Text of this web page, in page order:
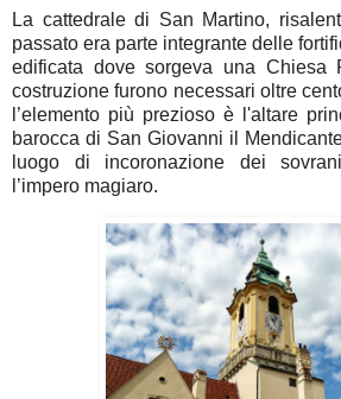
La cattedrale di San Martino,
passato era parte integrante delle
edificata dove sorgeva una Chiesa
costruzione furono necessari oltre
l’elemento più prezioso è l'altare
barocca di San Giovanni il
luogo di incoronazione dei
l’impero magiaro.